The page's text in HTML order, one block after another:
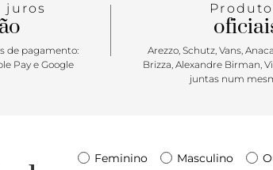
juros
de pagamento:
Pay e Google
Arezzo, Schutz, Vans,
Brizza, Alexandre Birman,
juntas num
Feminino Masculino